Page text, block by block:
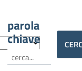
parola
chiave